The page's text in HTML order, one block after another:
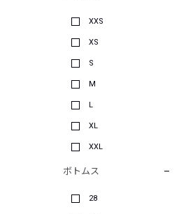
XXS
XS
S
M
L
XL
XXL
ボトムス
28